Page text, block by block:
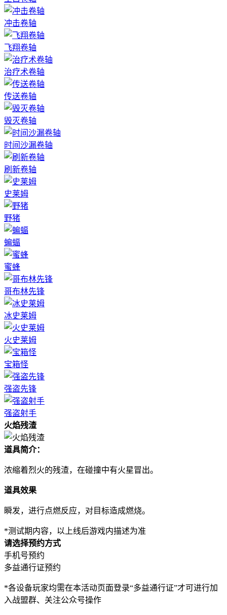
冲击卷轴
飞翔卷轴
治疗术卷轴
传送卷轴
毁灭卷轴
时间沙漏卷轴
刷新卷轴
史莱姆
野猪
蝙蝠
蜜蜂
哥布林先锋
冰史莱姆
火史莱姆
宝箱怪
强盗先锋
强盗射手
火焰残渣
道具简介：
浓缩着烈火的残渣，在碰撞中有火星冒出。
道具效果
瞬发，进行点燃反应，对目标造成燃烧。
*测试期内容，以上线后游戏内描述为准
请选择预约方式
手机号预约
多益通行证预约
*各设备玩家均需在本活动页面登录“多益通行证”才可进行加
入战盟群、关注公众号操作